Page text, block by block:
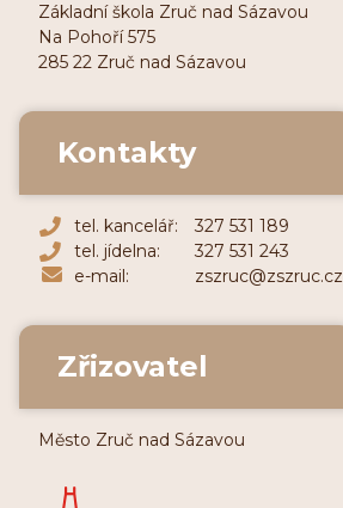
Základní škola Zruč nad Sázavou
Na Pohoří 575
285 22 Zruč nad Sázavou
Kontakty
tel. kancelář:
327 531 189
tel. jídelna:
327 531 243
e-mail:
zszruc@zszruc.cz
Zřizovatel
Město Zruč nad Sázavou